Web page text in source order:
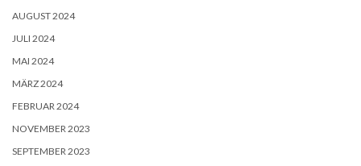
AUGUST 2024
JULI 2024
MAI 2024
MÄRZ 2024
FEBRUAR 2024
NOVEMBER 2023
SEPTEMBER 2023